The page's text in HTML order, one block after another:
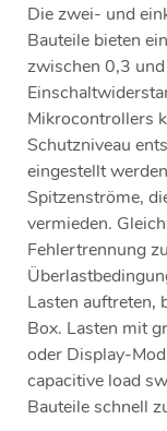
Die zwei- und
Bauteile bieten
zwischen 0,3
Mikrocontrollers
Schutzniveau
eingestellt
Spitzenströme,
vermieden.
Fehlertrennung
Lasten auftreten,
Box. Lasten mit
oder Display-
capacitive load
Bauteile schnell